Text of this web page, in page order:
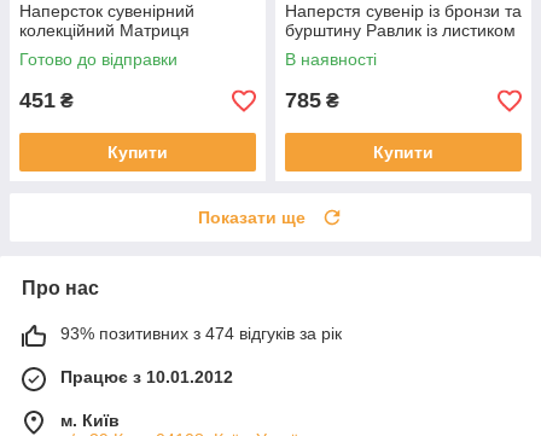
Наперсток сувенірний
колекційний Матриця
Готово до відправки
451 ₴
Купити
Наперстя сувенір із бронзи та
бурштину Равлик із листиком
В наявності
785 ₴
Купити
Показати ще
Про нас
93% позитивних з 474 відгуків за рік
Працює з 10.01.2012
м. Київ